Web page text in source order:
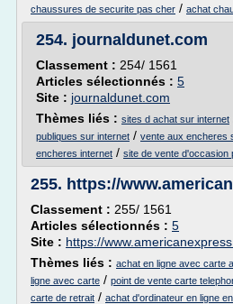
chaussures de securite pas cher / achat
254. journaldunet.com
Classement : 254/ 1561
Articles sélectionnés : 5
Site : journaldunet.com
Thèmes liés : sites d achat sur internet
publiques sur internet / vente aux encheres
encheres internet / site de vente d'occasion
255. https://
Classement : 255/ 1561
Articles sélectionnés : 5
Site : https://
Thèmes liés : achat en ligne avec carte
ligne avec carte / point de vente carte
carte de retrait / achat d'ordinateur en ligne